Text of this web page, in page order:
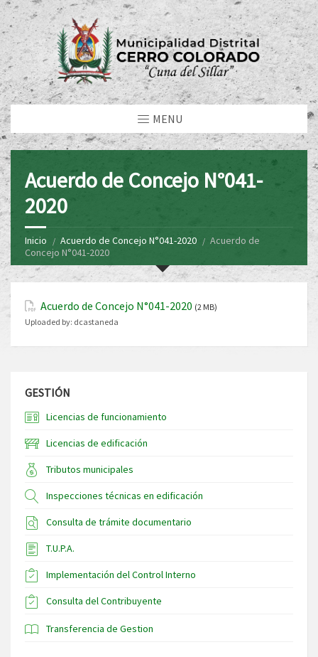
MENU
Acuerdo de Concejo N°041-
2020
Inicio Acuerdo de Concejo N°041-2020
Acuerdo de
Concejo N°041-2020
Acuerdo de Concejo N°041-2020 (2 MB)
Uploaded by: dcastaneda
GESTIÓN
Licencias de funcionamiento
Licencias de edificación
Tributos municipales
Inspecciones técnicas en edificación
Consulta de trámite documentario
T.U.P.A.
Implementación del Control Interno
Consulta del Contribuyente
Transferencia de Gestion